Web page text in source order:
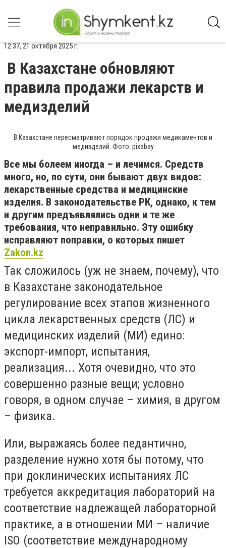
12:37, 21 октября 2025 г.
В Казахстане обновляют
правила продажи лекарств и
медизделий
В Казахстане пересматривают порядок продажи медикаментов и
медизделий. Фото: pixabay
Все мы болеем иногда – и лечимся. Средств
много, но, по сути, они бывают двух видов:
лекарственные средства и медицинские
изделия. В законодательстве РК, однако, к тем
и другим предъявлялись одни и те же
требования, что неправильно. Эту ошибку
исправляют поправки, о которых пишет
Zakon.kz
Так сложилось (уж не знаем, почему), что
в Казахстане законодательное
регулирование всех этапов жизненного
цикла лекарственных средств (ЛС) и
медицинских изделий (МИ) едино:
экспорт-импорт, испытания,
реализация... Хотя очевидно, что это
совершенно разные вещи; условно
говоря, в одном случае – химия, в другом
– физика.
Или, выражаясь более педантично,
разделение нужно хотя бы потому, что
при доклинических испытаниях ЛС
требуется аккредитация лабораторий на
соответствие надлежащей лабораторной
практике, а в отношении МИ – наличие
ISO (соответствие международному